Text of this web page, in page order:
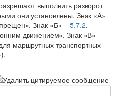
выполнить разворот
они установлены. Знак «А»
Знак «Б» –5.7.2.
движением». Знак «В» –
маршрутных транспортных